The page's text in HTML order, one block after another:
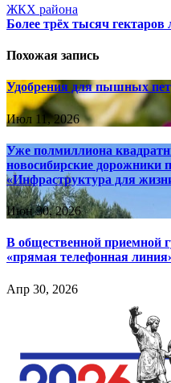
Навигация
по
записям
ЖКХ района
Более трёх тысяч гектаров
Похожая запись
Удобрения для пышных
Июл 11, 2026
Уже полмиллиона
новосибирские дорожники
«Инфраструктура для
Июн 30, 2026
В общественной приемной
«прямая телефонная
Апр 30, 2026